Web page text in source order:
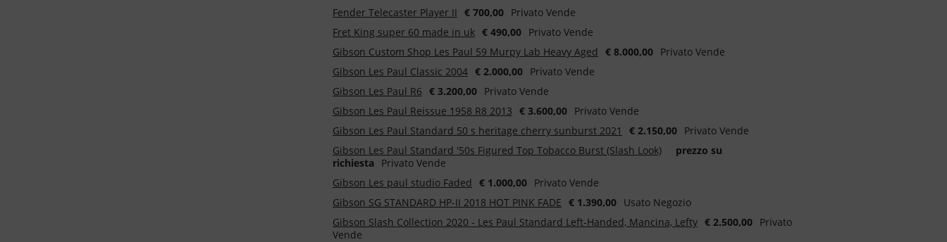
Fender Telecaster Player II € 700,00 Privato Vende
Fret King super 60 made in uk € 490,00 Privato Vende
Gibson Custom Shop Les Paul 59 Murpy Lab Heavy Aged € 8.000,00 Privato Vende
Gibson Les Paul Classic 2004 € 2.000,00 Privato Vende
Gibson Les Paul R6 € 3.200,00 Privato Vende
Gibson Les Paul Reissue 1958 R8 2013 € 3.600,00 Privato Vende
Gibson Les Paul Standard 50 s heritage cherry sunburst 2021
€ 2.150,00 Privato Vende
Gibson Les Paul Standard '50s Figured Top Tobacco Burst (Slash Look)
prezzo su
richiesta Privato Vende
Gibson Les paul studio Faded € 1.000,00 Privato Vende
Gibson SG STANDARD HP-II 2018 HOT PINK FADE € 1.390,00 Usato Negozio
Gibson Slash Collection 2020 - Les Paul Standard Left-Handed, Mancina, Lefty € 2.500,00 Privato
Vende